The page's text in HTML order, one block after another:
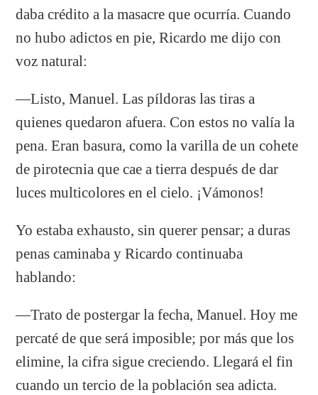
daba crédito a la masacre que ocurría. Cuando
no hubo adictos en pie, Ricardo me dijo con
voz natural:
―Listo, Manuel. Las píldoras las tiras a
quienes quedaron afuera. Con estos no valía la
pena. Eran basura, como la varilla de un cohete
de pirotecnia que cae a tierra después de dar
luces multicolores en el cielo. ¡Vámonos!
Yo estaba exhausto, sin querer pensar; a duras
penas caminaba y Ricardo continuaba
hablando:
―Trato de postergar la fecha, Manuel. Hoy me
percaté de que será imposible; por más que los
elimine, la cifra sigue creciendo. Llegará el fin
cuando un tercio de la población sea adicta.